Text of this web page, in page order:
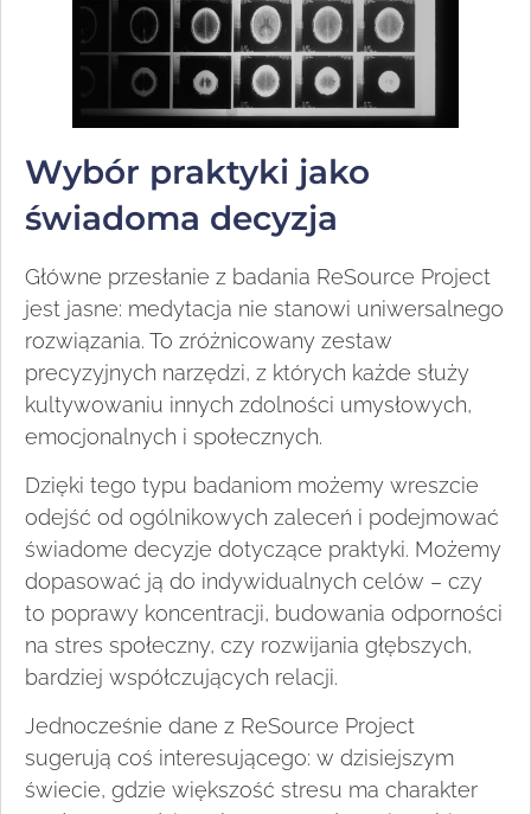
Wybór praktyki jako
świadoma decyzja
Główne przesłanie z badania ReSource Project
jest jasne: medytacja nie stanowi uniwersalnego
rozwiązania. To zróżnicowany zestaw
precyzyjnych narzędzi, z których każde służy
kultywowaniu innych zdolności umysłowych,
emocjonalnych i społecznych.
Dzięki tego typu badaniom możemy wreszcie
odejść od ogólnikowych zaleceń i podejmować
świadome decyzje dotyczące praktyki. Możemy
dopasować ją do indywidualnych celów – czy
to poprawy koncentracji, budowania odporności
na stres społeczny, czy rozwijania głębszych,
bardziej współczujących relacji.
Jednocześnie dane z ReSource Project
sugerują coś interesującego: w dzisiejszym
świecie, gdzie większość stresu ma charakter